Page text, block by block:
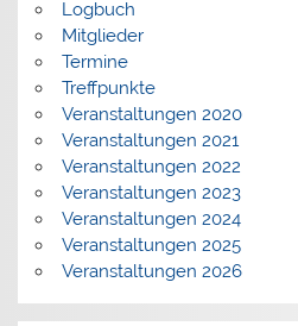
Logbuch
Mitglieder
Termine
Treffpunkte
Veranstaltungen 2020
Veranstaltungen 2021
Veranstaltungen 2022
Veranstaltungen 2023
Veranstaltungen 2024
Veranstaltungen 2025
Veranstaltungen 2026